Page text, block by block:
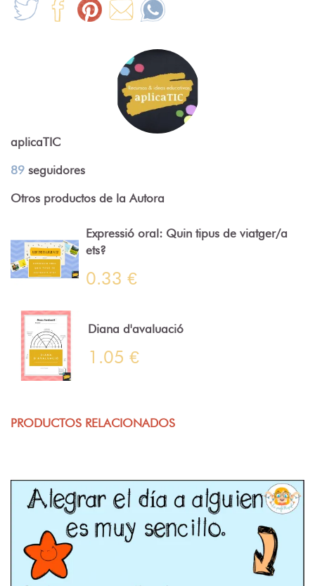
aplicaTIC
89 seguidores
Otros productos de la Autora
Expressió oral: Quin tipus de viatger/a
ets?
0.33 €
Diana d'avaluació
1.05 €
PRODUCTOS RELACIONADOS